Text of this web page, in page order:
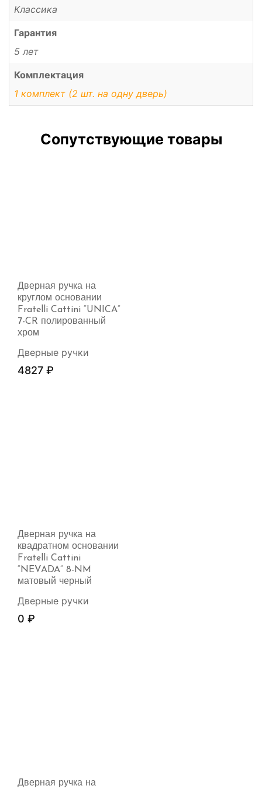
Классика
Гарантия
5 лет
Комплектация
1 комплект (2 шт. на одну дверь)
Сопутствующие товары
Дверная ручка на
круглом основании
Fratelli Cattini “UNICA”
7-CR полированный
хром
Дверные ручки
4827 ₽
Дверная ручка на
квадратном основании
Fratelli Cattini
“NEVADA” 8-NM
матовый черный
Дверные ручки
0 ₽
Дверная ручка на